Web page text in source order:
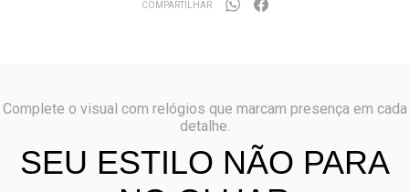
COMPARTILHAR
Complete o visual com relógios que marcam presença em cada
detalhe.
SEU ESTILO NÃO PARA